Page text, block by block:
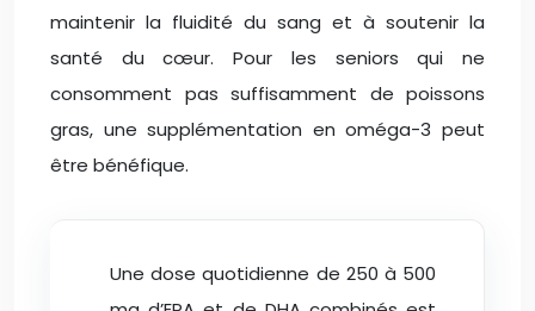
maintenir la fluidité du sang et à soutenir la
santé du cœur. Pour les seniors qui ne
consomment pas suffisamment de poissons
gras, une supplémentation en oméga-3 peut
être bénéfique.
Une dose quotidienne de 250 à 500